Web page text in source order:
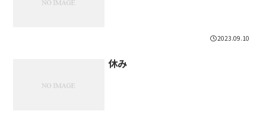
2023.09.10
休み